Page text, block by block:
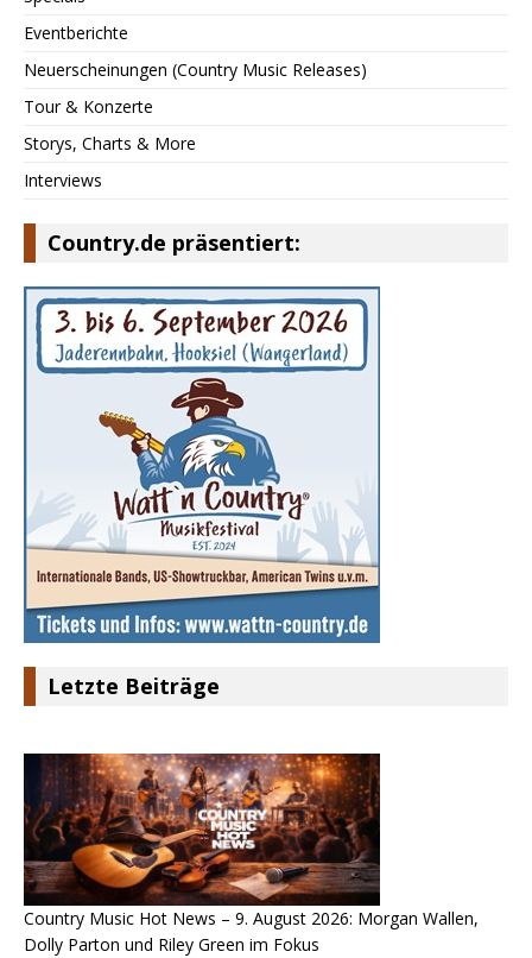
Eventberichte
Neuerscheinungen (Country Music Releases)
Tour & Konzerte
Storys, Charts & More
Interviews
Country.de präsentiert:
Letzte Beiträge
Country Music Hot News – 9. August 2026: Morgan Wallen,
Dolly Parton und Riley Green im Fokus